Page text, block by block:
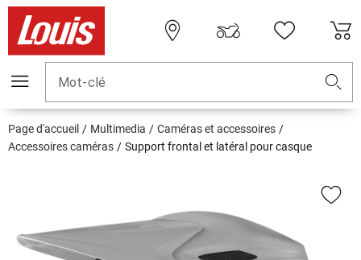
Mot-clé
Page d'accueil Multimedia
Caméras et accessoires
Accessoires caméras
Support frontal et latéral pour casque